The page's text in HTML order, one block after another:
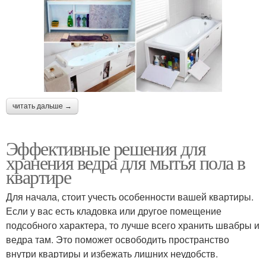
читать дальше →
Эффективные решения для
хранения ведра для мытья пола в
квартире
Для начала, стоит учесть особенности вашей квартиры.
Если у вас есть кладовка или другое помещение
подсобного характера, то лучше всего хранить швабры и
ведра там. Это поможет освободить пространство
внутри квартиры и избежать лишних неудобств.